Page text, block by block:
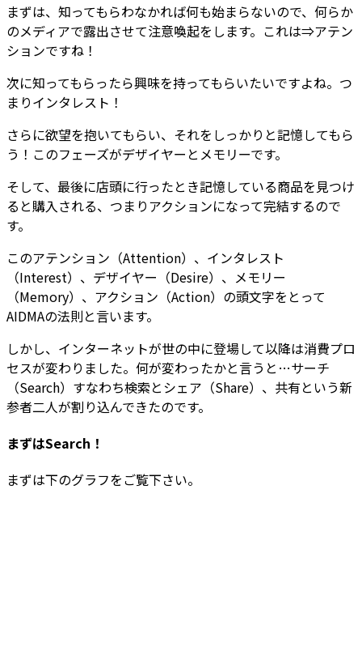
まずは、知ってもらわなかれば何も始まらないので、何らか
のメディアで露出させて注意喚起をします。これは⇒アテン
ションですね！
次に知ってもらったら興味を持ってもらいたいですよね。つ
まりインタレスト！
さらに欲望を抱いてもらい、それをしっかりと記憶してもら
う！このフェーズがデザイヤーとメモリーです。
そして、最後に店頭に行ったとき記憶している商品を見つけ
ると購入される、つまりアクションになって完結するので
す。
このアテンション（Attention）、インタレスト
（Interest）、デザイヤー（Desire）、メモリー
（Memory）、アクション（Action）の頭文字をとって
AIDMAの法則と言います。
しかし、インターネットが世の中に登場して以降は消費プロ
セスが変わりました。何が変わったかと言うと…サーチ
（Search）すなわち検索とシェア（Share）、共有という新
参者二人が割り込んできたのです。
まずはSearch！
まずは下のグラフをご覧下さい。